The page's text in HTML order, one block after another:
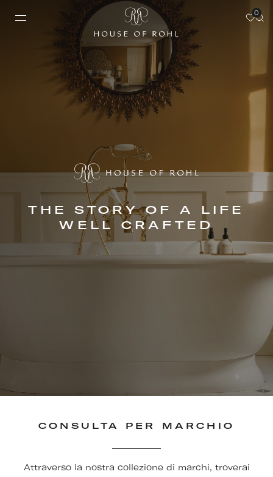
0
THE STORY OF A LIFE
WELL CRAFTED
CONSULTA PER MARCHIO
Attraverso la nostra collezione di marchi, troverai